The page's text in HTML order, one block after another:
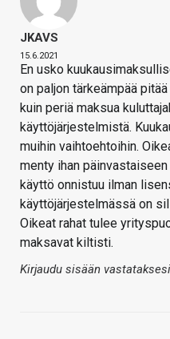
JKAVS
15.6.2021
En usko
on paljon tärkeämpää
kuin periä maksua
käyttöjärjestelmistä.
muihin vaihtoehtoihin.
menty ihan
käyttö onnistuu ilman
käyttöjärjestelmässä on
Oikeat rahat tulee
maksavat kiltisti.
Kirjaudu sisään vastataksesi